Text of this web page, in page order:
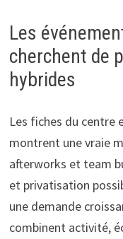
Les
cherchent de
hybrides
Les fiches du centre
montrent une vraie
afterworks et team
et privatisation
une demande
combinent activité,